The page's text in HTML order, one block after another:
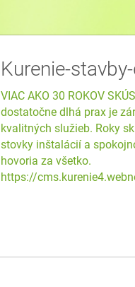
Kurenie-
VIAC AKO 30 ROKOV
dostatočne dlhá prax je
kvalitných služieb. Roky
stovky inštalácií a
hovoria za všetko.
https://